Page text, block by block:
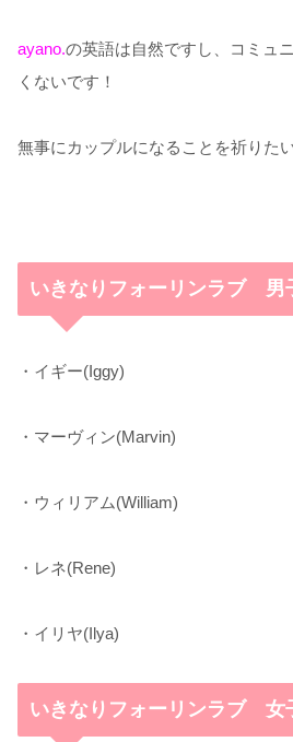
ayano.の英語は自然ですし、コミュ
くないです！
無事にカップルになることを祈りた
いきなりフォーリンラブ 男
・イギー(Iggy)
・マーヴィン(Marvin)
・ウィリアム(William)
・レネ(Rene)
・イリヤ(Ilya)
いきなりフォーリンラブ 女